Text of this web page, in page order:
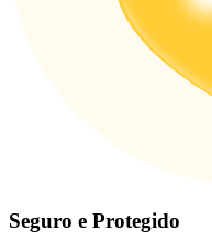
Seguro e Protegido